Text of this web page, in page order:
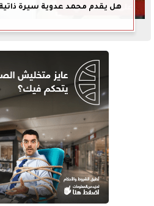
هل يقدم محمد عدوية سيرة